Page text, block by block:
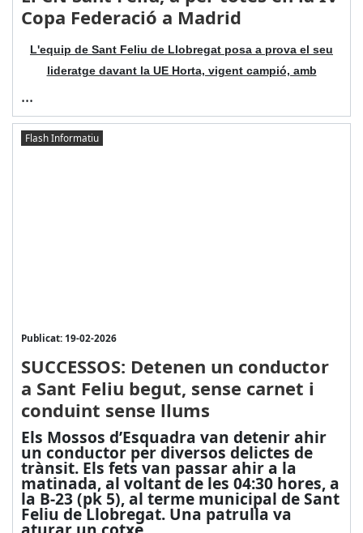
Copa Federació a Madrid
L'equip de Sant Feliu de Llobregat posa a prova el seu
lideratge davant la UE Horta, vigent campió, amb
...
Flash Informatiu
Publicat: 19-02-2026
SUCCESSOS: Detenen un conductor
a Sant Feliu begut, sense carnet i
conduint sense llums
Els Mossos d’Esquadra van detenir ahir
un conductor per diversos delictes de
trànsit. Els fets van passar ahir a la
matinada, al voltant de les 04:30 hores, a
la B-23 (pk 5), al terme municipal de Sant
Feliu de Llobregat. Una patrulla va